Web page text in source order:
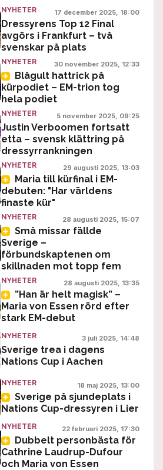
NYHETER 17 december 2025, 18:00
Dressyrens Top 12 Final
avgörs i Frankfurt – två
svenskar på plats
NYHETER 30 november 2025, 12:33
Blågult hattrick på
kürpodiet – EM-trion tog
hela podiet
NYHETER 5 november 2025, 09:25
Justin Verboomen fortsatt
etta – svensk klättring på
dressyrrankningen
NYHETER 29 augusti 2025, 13:03
Maria till kürfinal i EM-
debuten: "Har världens
finaste kür"
NYHETER 28 augusti 2025, 15:07
Små missar fällde
Sverige –
förbundskaptenen om
skillnaden mot topp fem
NYHETER 28 augusti 2025, 13:35
”Han är helt magisk” –
Maria von Essen rörd efter
stark EM-debut
NYHETER 3 juli 2025, 14:48
Sverige trea i dagens
Nations Cup i Aachen
NYHETER 18 maj 2025, 13:00
Sverige på sjundeplats i
Nations Cup-dressyren i Lier
NYHETER 22 februari 2025, 17:30
Dubbelt personbästa för
Cathrine Laudrup-Dufour
och Maria von Essen